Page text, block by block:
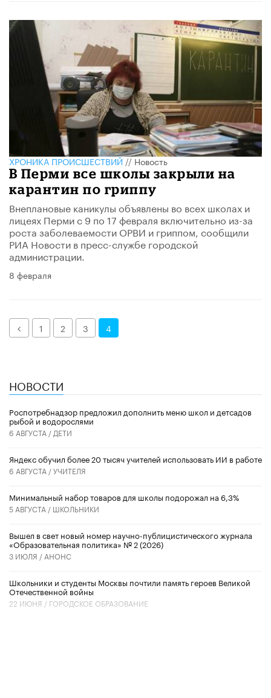
ХРОНИКА ПРОИСШЕСТВИЙ//Новость
В Перми все школы закрыли на
карантин по гриппу
​Внеплановые каникулы объявлены во всех школах и
лицеях Перми с 9 по 17 февраля включительно из-за
роста заболеваемости ОРВИ и гриппом, сообщили
РИА Новости в пресс-службе городской
администрации.
8 февраля
Назад1 2 3 4
НОВОСТИ
Роспотребнадзор предложил дополнить меню школ и детсадов
рыбой и водорослями
6 АВГУСТА / ДЕТИ
​Яндекс обучил более 20 тысяч учителей использовать ИИ в работе
6 АВГУСТА /УЧИТЕЛЯ
Минимальный набор товаров для школы подорожал на 6,3%
5 АВГУСТА / ШКОЛЬНИКИ
Вышел в свет новый номер научно-публицистического журнала
«Образовательная политика» № 2 (2026)
3 ИЮЛЯ / АНОНС
Школьники и студенты Москвы почтили память героев Великой
Отечественной войны
22 ИЮНЯ / ГОРОДСКОЕ ОБРАЗОВАНИЕ